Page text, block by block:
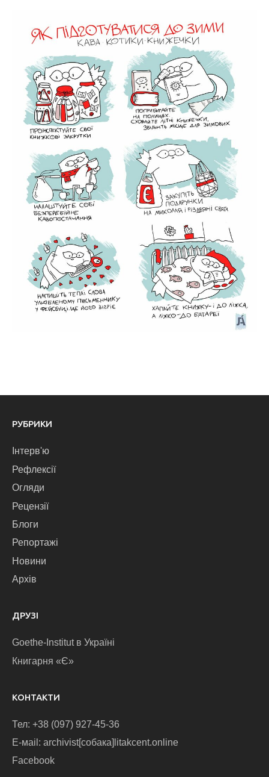
РУБРИКИ
Інтерв'ю
Рефлексії
Огляди
Рецензії
Блоги
Репортажі
Новини
Архів
ДРУЗІ
Goethe-Institut в Україні
Книгарня «Є»
КОНТАКТИ
Тел: +38 (097) 927-45-36
E-маіl: archivist[собака]litakcent.online
Facebook